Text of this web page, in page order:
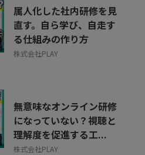
属人化した社内研修を見
直す。自ら学び、自走す
る仕組みの作り方
株式会社PLAY
無意味なオンライン研修
になっていない？視聴と
理解度を促進する工...
株式会社PLAY